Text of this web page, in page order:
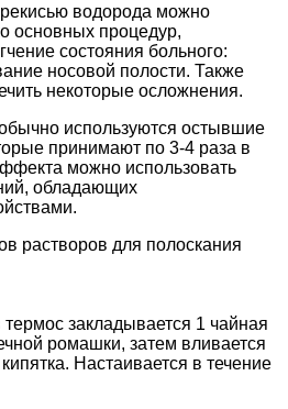
водорода можно
основных процедур,
состояния больного:
носовой полости. Также
некоторые осложнения.
используются остывшие
принимают по 3-4 раза в
можно использовать
обладающих
растворов для полоскания
закладывается 1 чайная
ромашки, затем вливается
Настаивается в течение